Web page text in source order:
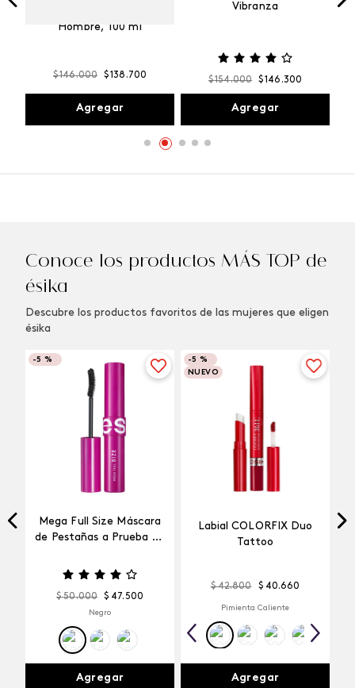
Hombre, 100 ml
$146.000 $138 .700
Agregar
Vibranza
$154.000 $146 .300
Agregar
Conoce los productos MÁS TOP de
ésika
Descubre los productos favoritos de las mujeres que eligen
ésika
-5 %
Mega Full Size Máscara
de Pestañas a Prueba de
$ 50.000 $ 47. 500
Negro
Agregar
-5 %
NUEVO
Labial COLORFIX Duo
Tattoo
$ 42.800 $ 40.660
Pimienta Caliente
Agregar